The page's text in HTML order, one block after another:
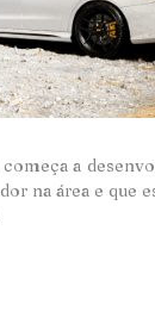
a
na área e que